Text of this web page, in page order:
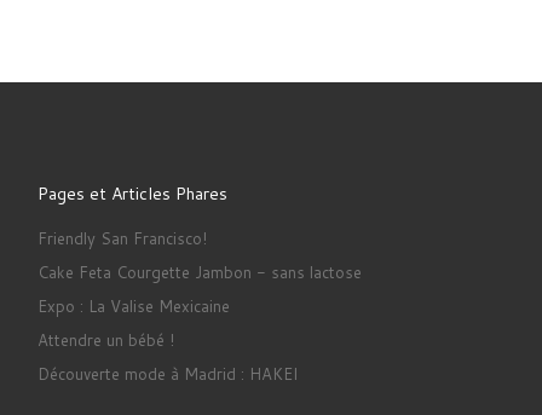
Pages et Articles Phares
Friendly San Francisco!
Cake Feta Courgette Jambon - sans lactose
Expo : La Valise Mexicaine
Attendre un bébé !
Découverte mode à Madrid : HAKEI